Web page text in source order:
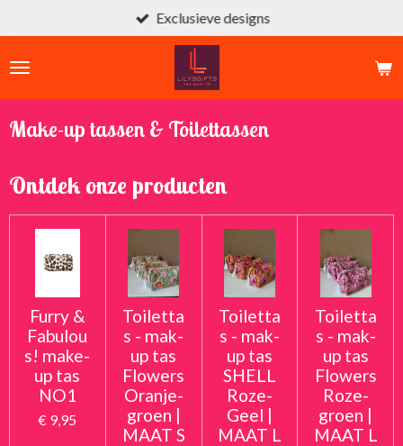
direct
naar
Exclusieve designs
Make-up tassen & Toilettassen
Ontdek onze producten
Furry &
Fabulou
s! make-
up tas
NO1
€ 9,95
Toiletta
s - mak-
up tas
Flowers
Oranje-
groen |
MAAT S
Toiletta
s - mak-
up tas
SHELL
Roze-
Geel |
MAAT L
Toiletta
s - mak-
up tas
Flowers
Roze-
groen |
MAAT L